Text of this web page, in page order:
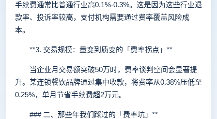
手续费通常比普通行业高0.1%-0.3%。这是因为这些行业退
款率、投诉率较高，支付机构需要通过费率覆盖风险成
本。
**3. 交易规模：量变到质变的「费率拐点」**
当企业月交易额突破50万时，费率谈判空间会显著提
升。某连锁餐饮品牌通过集中收款，将费率从0.38%压低至
0.25%，单月节省手续费超2万元。
### 二、那些年我们踩过的「费率坑」**